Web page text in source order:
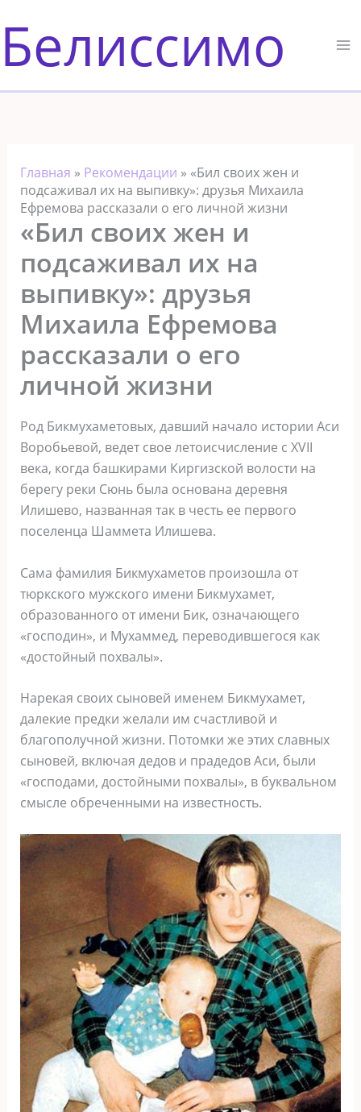
к
содержимому
Белиссимо
Главная » Рекомендации » «Бил своих жен и
подсаживал их на выпивку»: друзья Михаила
Ефремова рассказали о его личной жизни
«Бил своих жен и
подсаживал их на
выпивку»: друзья
Михаила Ефремова
рассказали о его
личной жизни
Род Бикмухаметовых, давший начало истории Аси
Воробьевой, ведет свое летоисчисление с XVII
века, когда башкирами Киргизской волости на
берегу реки Сюнь была основана деревня
Илишево, названная так в честь ее первого
поселенца Шаммета Илишева.
Сама фамилия Бикмухаметов произошла от
тюркского мужского имени Бикмухамет,
образованного от имени Бик, означающего
«господин», и Мухаммед, переводившегося как
«достойный похвалы».
Нарекая своих сыновей именем Бикмухамет,
далекие предки желали им счастливой и
благополучной жизни. Потомки же этих славных
сыновей, включая дедов и прадедов Аси, были
«господами, достойными похвалы», в буквальном
смысле обреченными на известность.